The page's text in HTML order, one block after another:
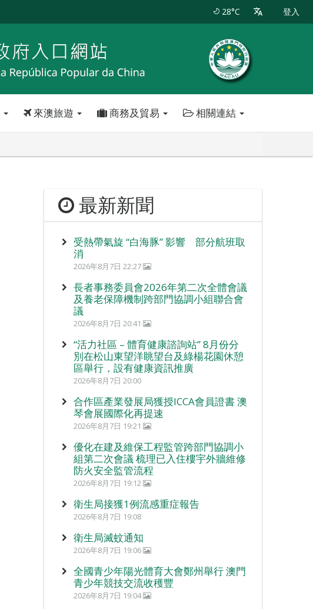
28°C 登入
來澳旅遊 商務及貿易 相關連結
最新新聞
受熱帶氣旋 “白海豚” 影響 部分航班取
消
2026年8月7日 22:27
長者事務委員會2026年第二次全體會議
及養老保障機制跨部門協調小組聯合會
議
2026年8月7日 20:41
“活力社區 – 體育健康諮詢站” 8月份分
別在松山東望洋眺望台及綠楊花園休憩
區舉行，設有健康資訊推廣
2026年8月7日 20:00
合作區產業發展局獲授ICCA會員證書 澳
琴會展國際化再提速
2026年8月7日 19:21
優化在建及維保工程監管跨部門協調小
組第二次會議 梳理已入住樓宇外牆維修
防火安全監管流程
2026年8月7日 19:12
衛生局接獲1例流感重症報告
2026年8月7日 19:08
衛生局滅蚊通知
2026年8月7日 19:06
全國青少年陽光體育大會鄭州舉行 澳門
青少年競技交流收穫豐
2026年8月7日 19:04